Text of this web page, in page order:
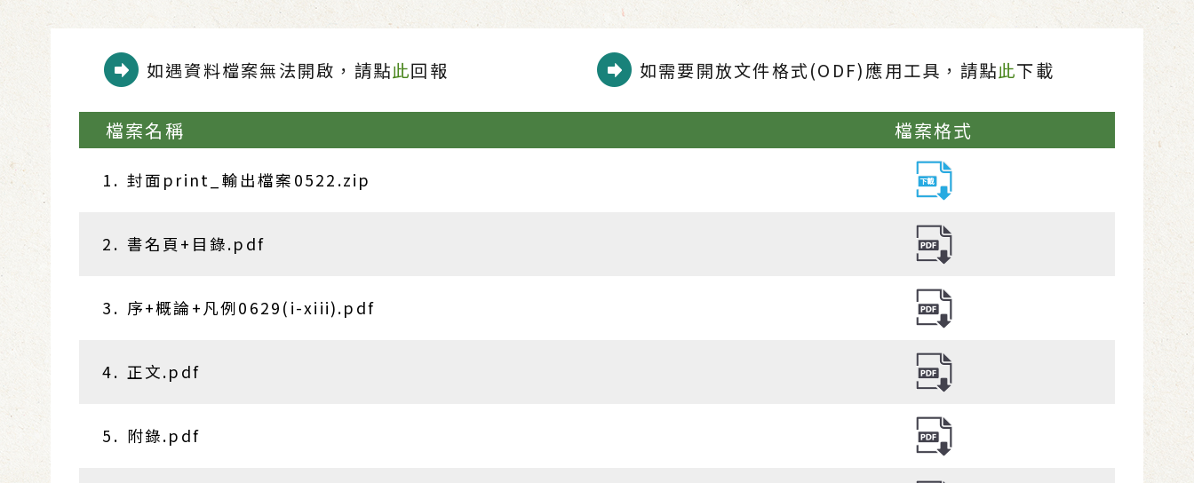
如遇資料檔案無法開啟，請點此回報 如需要開放文件格式(ODF)應用工具，請點此下載
檔案名稱 檔案格式
1. 封面print_輸出檔案0522.zip
2. 書名頁+目錄.pdf
3. 序+概論+凡例0629(i-xiii).pdf
4. 正文.pdf
5. 附錄.pdf